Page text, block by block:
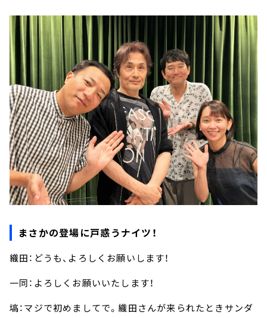
まさかの登場に戸惑うナイツ！
織田：どうも、よろしくお願いします！
一同：よろしくお願いいたします！
塙：マジで初めましてで。織田さんが来られたときサンダ